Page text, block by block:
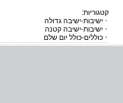
קטגוריות:
ישיבות-ישיבה גדולה
ישיבות-ישיבה קטנה
כוללים-כולל יום שלם